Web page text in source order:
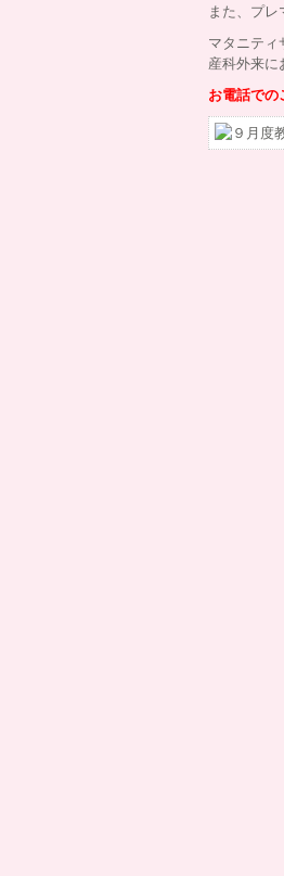
また、プレ
マタニティ
産科外来に
お電話での